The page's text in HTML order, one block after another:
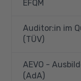
EFQM
Auditor:in im
(TÜV)
AEVO -
(AdA)